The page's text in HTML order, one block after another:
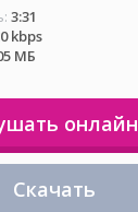
3:31
kbps
МБ
онлайн
Скачать